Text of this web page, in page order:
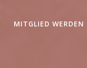
MITGLIED WERDEN